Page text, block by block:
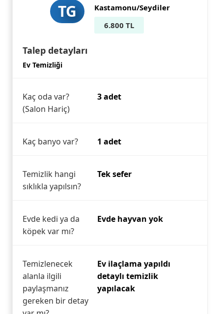
TG
Kastamonu/Seydiler
6.800 TL
Talep detayları
Ev Temizliği
Kaç oda var?
(Salon Hariç)
3 adet
Kaç banyo var? 1 adet
Temizlik hangi
sıklıkla yapılsın?
Tek sefer
Evde kedi ya da
köpek var mı?
Evde hayvan yok
Temizlenecek
alanla ilgili
paylaşmanız
gereken bir detay
Ev ilaçlama yapıldı
detaylı temizlik
yapılacak